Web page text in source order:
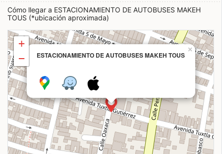
Cómo llegar a ESTACIONAMIENTO DE AUTOBUSES MAKEH
TOUS (*ubicación aproximada)
ESTACIONAMIENTO DE AUTOBUSES MAKEH TOUS
×
+
−